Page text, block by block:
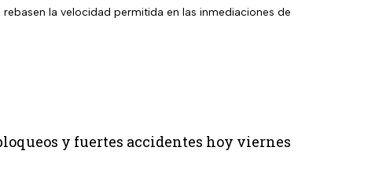
la velocidad permitida en las inmediaciones de
y fuertes accidentes hoy viernes